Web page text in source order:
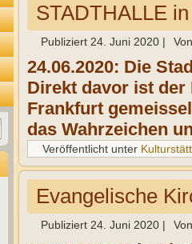
STADTHALLE
Publiziert 24. Juni 2020 | Von
24.06.2020: Die
Direkt davor ist der
Frankfurt
das Wahrzeichen
Veröffentlicht unter
Evangelische
Publiziert 24. Juni 2020 | Von